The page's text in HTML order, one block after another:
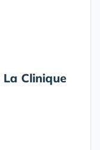
Clinique